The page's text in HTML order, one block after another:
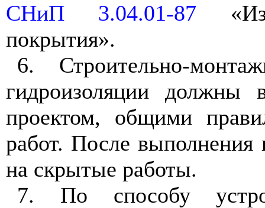
СНиП 3.04.01-87
покрытия».
6. Строительно-
гидроизоляции должны
проектом, общими
работ. После выполнения
на скрытые работы.
7. По способу